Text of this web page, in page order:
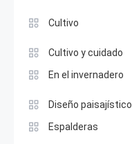
Cultivo
Cultivo y cuidado
En el invernadero
Diseño paisajístico
Espalderas